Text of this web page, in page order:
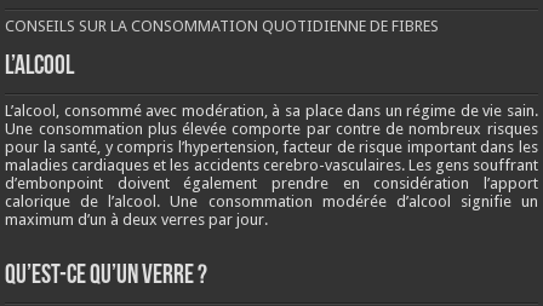
CONSEILS SUR LA CONSOMMATION QUOTIDIENNE DE FIBRES
L’ALCOOL
L’alcool, consommé avec modération, à sa place dans un régime de vie sain.
Une consommation plus élevée comporte par contre de nombreux risques
pour la santé, y compris l’hypertension, facteur de risque important dans les
maladies cardiaques et les accidents cerebro-vasculaires. Les gens souffrant
d’embonpoint doivent également prendre en considération l’apport
calorique de l’alcool. Une consommation modérée d’alcool signifie un
maximum d’un à deux verres par jour.
QU’EST-CE QU’UN VERRE ?